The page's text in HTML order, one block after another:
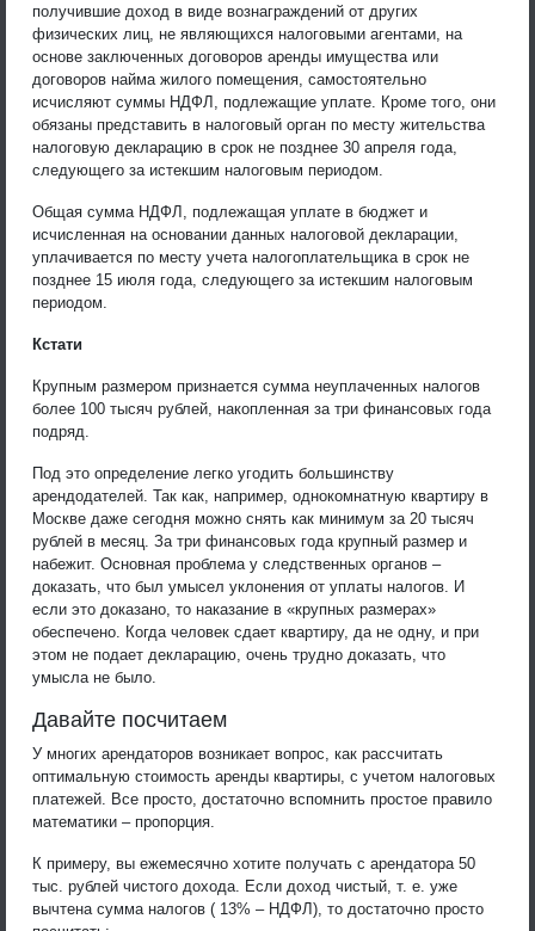
получившие доход в виде вознаграждений от других
физических лиц, не являющихся налоговыми агентами, на
основе заключенных договоров аренды имущества или
договоров найма жилого помещения, самостоятельно
исчисляют суммы НДФЛ, подлежащие уплате. Кроме того, они
обязаны представить в налоговый орган по месту жительства
налоговую декларацию в срок не позднее 30 апреля года,
следующего за истекшим налоговым периодом.
Общая сумма НДФЛ, подлежащая уплате в бюджет и
исчисленная на основании данных налоговой декларации,
уплачивается по месту учета налогоплательщика в срок не
позднее 15 июля года, следующего за истекшим налоговым
периодом.
Кстати
Крупным размером признается сумма неуплаченных налогов
более 100 тысяч рублей, накопленная за три финансовых года
подряд.
Под это определение легко угодить большинству
арендодателей. Так как, например, однокомнатную квартиру в
Москве даже сегодня можно снять как минимум за 20 тысяч
рублей в месяц. За три финансовых года крупный размер и
набежит. Основная проблема у следственных органов –
доказать, что был умысел уклонения от уплаты налогов. И
если это доказано, то наказание в «крупных размерах»
обеспечено. Когда человек сдает квартиру, да не одну, и при
этом не подает декларацию, очень трудно доказать, что
умысла не было.
Давайте посчитаем
У многих арендаторов возникает вопрос, как рассчитать
оптимальную стоимость аренды квартиры, с учетом налоговых
платежей. Все просто, достаточно вспомнить простое правило
математики – пропорция.
К примеру, вы ежемесячно хотите получать с арендатора 50
тыс. рублей чистого дохода. Если доход чистый, т. е. уже
вычтена сумма налогов ( 13% – НДФЛ), то достаточно просто